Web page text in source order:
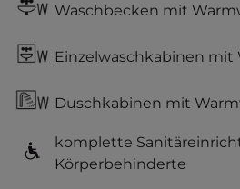
Waschbecken mit
Einzelwaschkabinen mit
Duschkabinen mit
komplette
Körperbehinderte